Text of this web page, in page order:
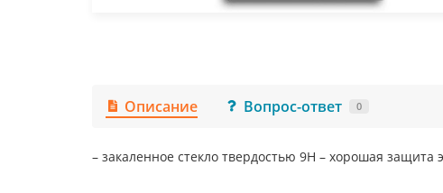
Описание Вопрос-ответ 0
– закаленное стекло твердостью 9Н – хорошая